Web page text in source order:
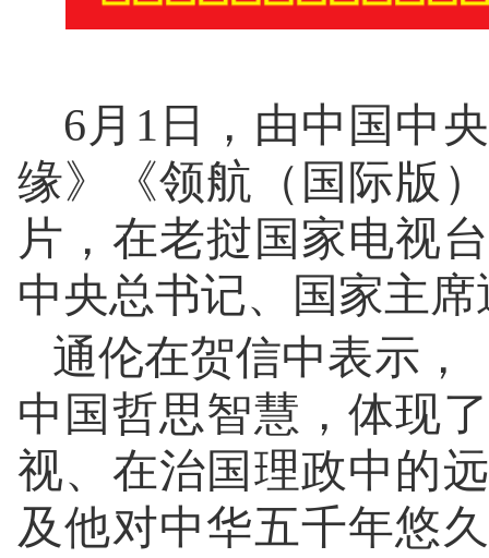
6月1日，由中国中
缘》《领航（国际版
片，在老挝国家电视
中央总书记、国家主
通伦在贺信中表示，
中国哲思智慧，体现
视、在治国理政中的
及他对中华五千年悠